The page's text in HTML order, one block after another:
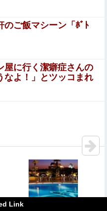
義母。モデルハウス巡り
w」と煽ってきたので…
オロｗｗ←嫌味を逆手に
すぎたので病院が外人の
2試合は13:30プレイボ
生配信した結果…麻薬カル
ング、ついに発表される
吊り自●配信、拡散され
のご飯マシーン「ﾎﾞﾄ
屋に行く潔癖症さんの
なよ！」とツッコまれ
Link